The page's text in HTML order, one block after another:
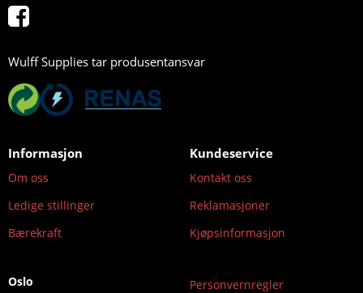
Wulff Supplies tar produsentansvar
Informasjon
Om oss
Ledige stillinger
Bærekraft
Kundeservice
Kontakt oss
Reklamasjoner
Kjøpsinformasjon
Oslo
Personvernregler